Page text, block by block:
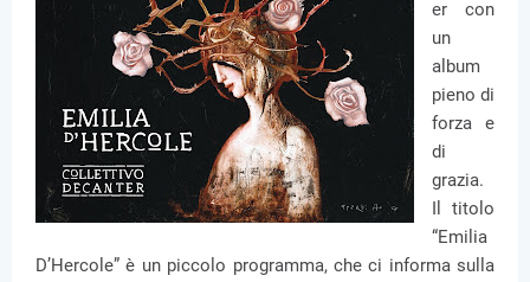
er con
un
album
pieno di
forza e
di
grazia.
Il titolo
“Emilia
D’Hercole” è un piccolo programma, che ci informa sulla